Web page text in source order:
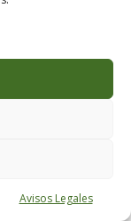
Avisos Legales
ya
televisión
la carta, que
de